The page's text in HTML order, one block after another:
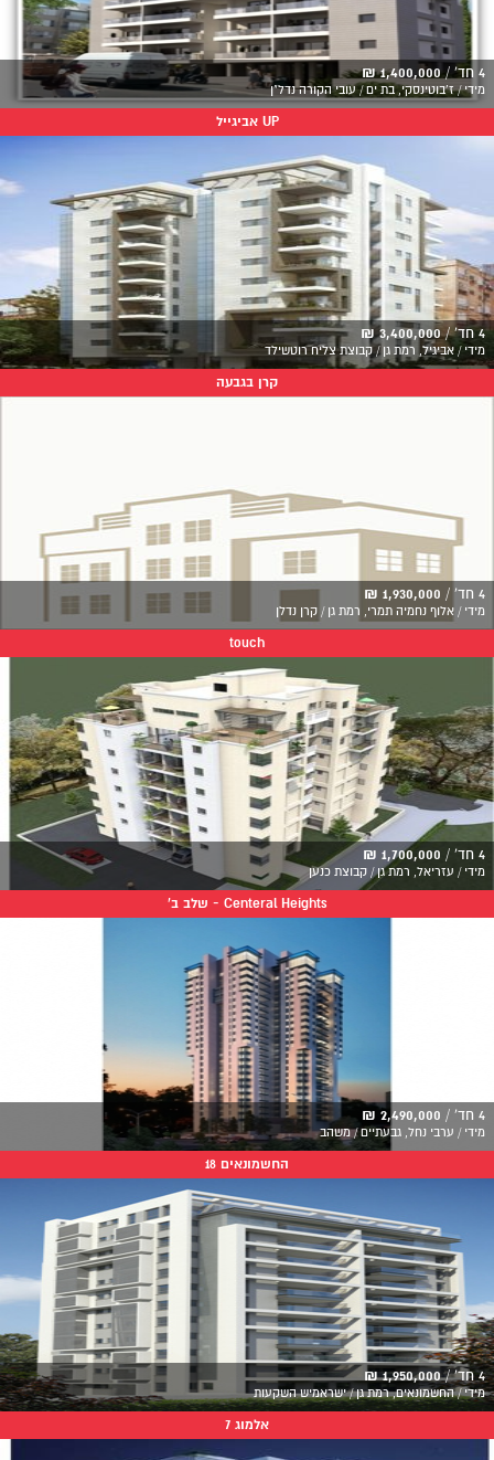
4 חד' / 1,400,000 ₪
מידי / ז'בוטינסקי, בת ים / עובי הקורה נדל"ן
UP אביגייל
4 חד' / 3,400,000 ₪
מידי / אביגיל, רמת גן / קבוצת צליח רוטשילד
קרן בגבעה
4 חד' / 1,930,000 ₪
מידי / אלוף נחמיה תמרי, רמת גן / קרן נדלן
touch
4 חד' / 1,700,000 ₪
מידי / עזריאל, רמת גן / קבוצת כנען
Centeral Heights - שלב ב'
4 חד' / 2,490,000 ₪
מידי / ערבי נחל, גבעתיים / משהב
החשמונאים 18
4 חד' / 1,950,000 ₪
מידי / החשמונאים, רמת גן / ישראמיש השקעות
אלמוג 7